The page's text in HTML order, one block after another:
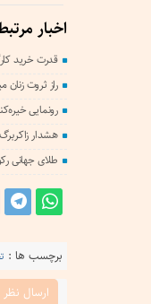
اخبار
قدرت خرید
راز ثروت زنان
رونمایی
هشدار
طلای جهانی
برچسب ها :
ارسال